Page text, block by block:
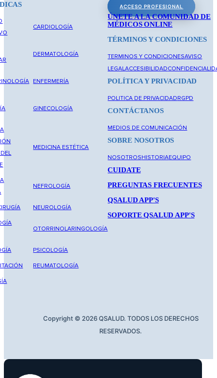
CARDIOLOGÍA
DERMATOLOGÍA
ENFERMERÍA
GINECOLOGÍA
MEDICINA ESTÉTICA
NEFROLOGÍA
NEUROLOGÍA
OTORRINOLARINGOLOGÍA
PSICOLOGÍA
REUMATOLOGÍA
ACCESO PROFESIONAL
ÚNETE A LA COMUNIDAD DE
MÉDICOS ONLINE
TÉRMINOS Y CONDICIONES
TERMINOS Y CONDICIONESAVISO
LEGALACCESIBILIDAD
POLÍTICA Y PRIVACIDAD
POLITICA DE PRIVACIDADRGPD
CONTÁCTANOS
MEDIOS DE COMUNICACIÓN
SOBRE NOSOTROS
NOSOTROSHISTORIAEQUIPO
CUIDATE
PREGUNTAS FRECUENTES
QSALUD APP'S
SOPORTE QSALUD APP'S
Copyright © 2026 QSALUD. TODOS LOS DERECHOS
RESERVADOS.